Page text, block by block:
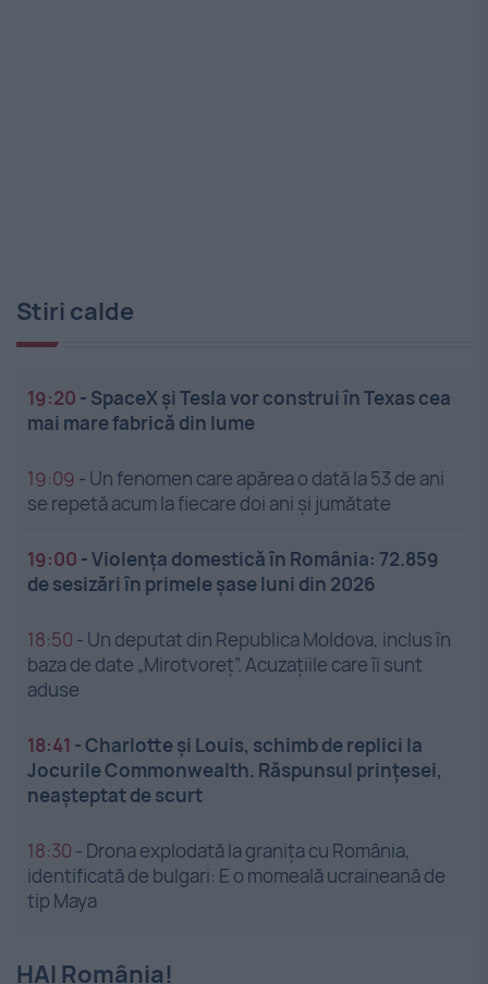
Stiri calde
19:20 - SpaceX și Tesla vor construi în Texas cea
mai mare fabrică din lume
19:09 - Un fenomen care apărea o dată la 53 de ani
se repetă acum la fiecare doi ani și jumătate
19:00 -Violența domestică în România: 72.859
de sesizări în primele șase luni din 2026
18:50 - Un deputat din Republica Moldova, inclus în
baza de date „Mirotvoreț”. Acuzațiile care îi sunt
aduse
18:41 -Charlotte și Louis, schimb de replici la
Jocurile Commonwealth. Răspunsul prințesei,
neașteptat de scurt
18:30 - Drona explodată la granița cu România,
identificată de bulgari: E o momeală ucraineană de
tip Maya
HAI România!